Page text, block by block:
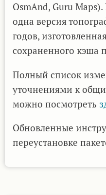
OsmAnd, Guru
одна версия
годов,
сохраненного кэша
Полный список
уточнениями к
можно посмотреть
Обновленные
переустановке